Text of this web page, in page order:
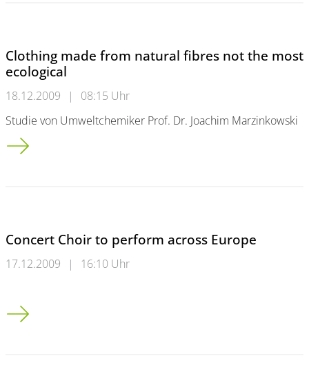
Clothing made from natural fibres not the most
ecological
18.12.2009 |
08:15 Uhr
Studie von Umweltchemiker Prof. Dr. Joachim Marzinkowski
Clothing made from natural fibres not the most ecological
Concert Choir to perform across Europe
17.12.2009 | 16:10 Uhr
Concert Choir to perform across Europe